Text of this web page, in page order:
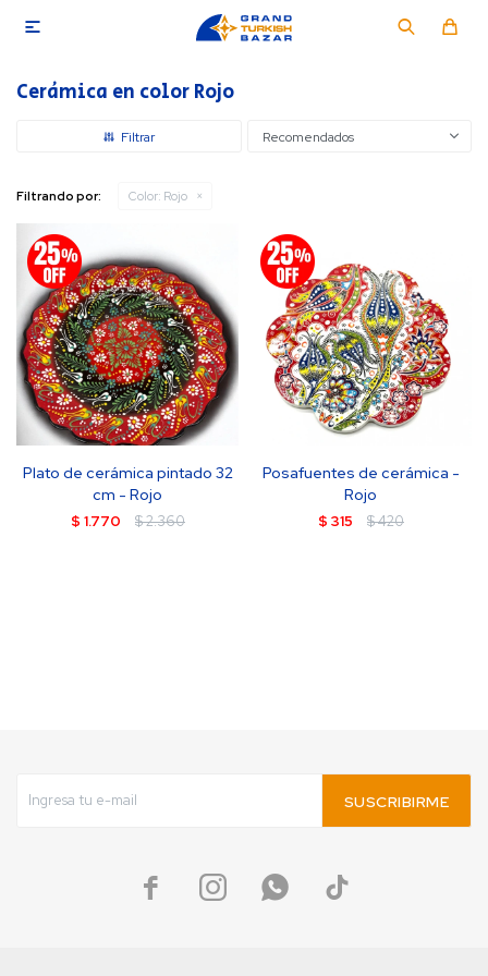

Cerámica en color Rojo
Recomendados
Filtrando por: Color: Rojo
Plato de cerámica pintado 32
cm - Rojo
$ 1.770 $2.360
Posafuentes de cerámica -
Rojo
$ 315 $420
SUSCRIBIRME
   